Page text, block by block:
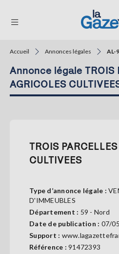
THÉMATIQUES
TENDANCES
Se
connecter
Accueil Annonces légales AL-
Annonce légale TROIS
AGRICOLES
TROIS
CULTIVEES
Type d’annonce légale :
D'IMMEUBLES
Département : 59 - Nord
Date de publication : 07/
Support :
Référence : 91472393